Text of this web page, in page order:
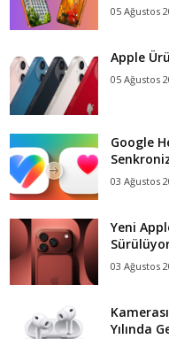
05 Ağustos
Apple
05 Ağustos
Google
03 Ağustos
Yeni
03 Ağustos
Yılında